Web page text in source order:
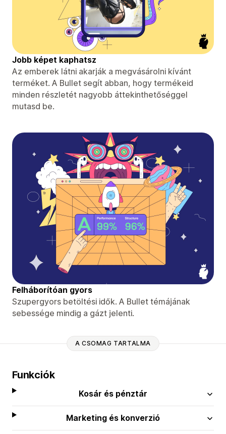
Jobb képet kaphatsz
Az emberek látni akarják a megvásárolni kívánt
terméket. A Bullet segít abban, hogy termékeid
minden részletét nagyobb áttekinthetőséggel
mutasd be.
Felháborítóan gyors
Szupergyors betöltési idők. A Bullet témájának
sebessége mindig a gázt jelenti.
A CSOMAG TARTALMA
Funkciók
Kosár és pénztár
Marketing és konverzió